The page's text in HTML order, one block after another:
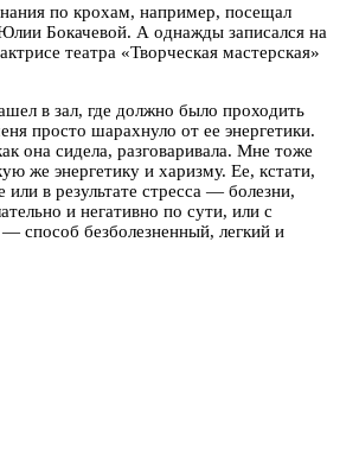
по крохам, например, посещал
Бокачевой. А однажды записался на
театра «Творческая мастерская»
в зал, где должно было проходить
просто шарахнуло от ее энергетики.
она сидела, разговаривала. Мне тоже
же энергетику и харизму. Ее, кстати,
или в результате стресса — болезни,
и негативно по сути, или с
способ безболезненный, легкий и